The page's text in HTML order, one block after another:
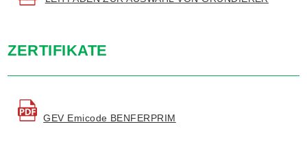
ZERTIFIKATE
GEV Emicode BENFERPRIM